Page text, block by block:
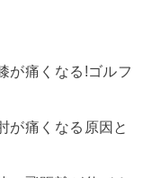
が痛くなる!ゴルフ
が痛くなる原因と